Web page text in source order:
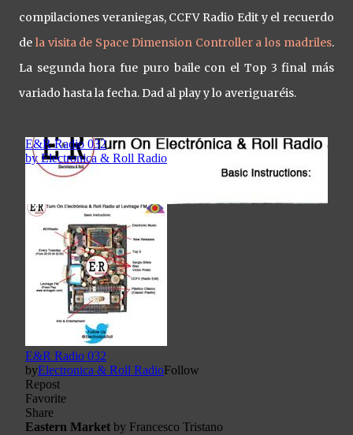
compilaciones veraniegas, CCFV Radio Edit y el recuerdo
de la visita de Space Dimension Controller a los madriles.
La segunda hora fue puro baile con el Top 3 final más
variado hasta la fecha. Dad al play y lo averiguaréis.